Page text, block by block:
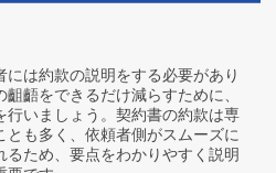
は約款の説明をする必要があり
齬をできるだけ減らすために、
行いましょう。契約書の約款は専
とも多く、依頼者側がスムーズに
ため、要点をわかりやすく説明